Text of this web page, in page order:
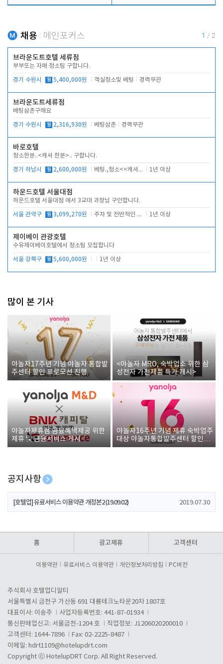
채용 메인포커스 1 / 2
브라운도트호텔 세류점
부부또는 자매 청소팀 구합니다.
경기 수원시 월 5,400,000원 객실청소및 베팅 경력무관
브라운도트세류점
베팅삼촌구해요
경기 수원시 월 2,316,930원 베팅삼촌 경력무관
바로호텔
청소한분..<캐셔 한분>.. 구합니다.
경기 하남시 월 2,600,000원 베팅.,청소<<캐셔 모셔봅니다. 1년 이상
하운드호텔 서울대점
하운드호텔 서울대점 에서 3교대 과장님 구인합니다.
서울 관악구 월 3,099,270원 주차 및 전반적인 당번업무 1년 이상
제이베이 관광호텔
수유제이베이호텔에서 청소팀 모집합니다
서울 강북구 월 5,600,000원 1년 이상
많이 본 기사
야놀자17주년 기념 야놀자 통합발
주센터 할인 프로모션 진행
<야놀자 MRO, 숙박업소 위한 삼
성전자 가전제품 특가 개시>
야놀자제휴점 금융혜택제공 위한
제휴 및 금융서비스 게시
야놀자16주년 기념 제휴 숙박업주
대상 야놀자통합발주센터 할인쿠
폰 증정
공지사항
[호텔업] 개인정보 처리방침 개정본1 (19.09.02)
[호텔업] 유료서비스 이용약관 개정본2 (19.09.02) 2019.07.30
홈 광고제휴 고객센터
이용약관 유료서비스 이용약관 개인정보처리방침 PC버전
주식회사 호텔업디알티
서울특별시 금천구 가산동 691 대륭테크노타운20차 1807호
대표이사: 이송주
사업자등록번호: 441-87-01934
통신판매업신고: 서울금천-1204 호
직업정보: J1206020200010
고객센터: 1644-7896
Fax: 02-2225-8487
이메일: hdrt1109@hotelupdrt.com
Copyright ⓒ HotelupDRT Corp. All Right Reserved.